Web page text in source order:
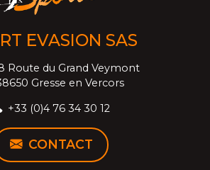
EVASION SAS
Route du Grand Veymont
Gresse en Vercors
+33 (0)4 76 34 30 12
CONTACT